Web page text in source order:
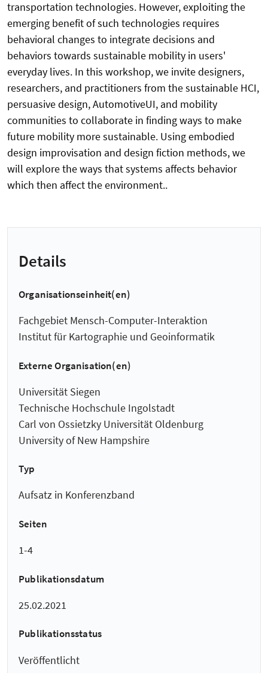
transportation technologies. However, exploiting the
emerging benefit of such technologies requires
behavioral changes to integrate decisions and
behaviors towards sustainable mobility in users'
everyday lives. In this workshop, we invite designers,
researchers, and practitioners from the sustainable HCI,
persuasive design, AutomotiveUI, and mobility
communities to collaborate in finding ways to make
future mobility more sustainable. Using embodied
design improvisation and design fiction methods, we
will explore the ways that systems affects behavior
which then affect the environment..
Details
Organisationseinheit(en)
Fachgebiet Mensch-Computer-Interaktion
Institut für Kartographie und Geoinformatik
Externe Organisation(en)
Universität Siegen
Technische Hochschule Ingolstadt
Carl von Ossietzky Universität Oldenburg
University of New Hampshire
Typ
Aufsatz in Konferenzband
Seiten
1-4
Publikationsdatum
25.02.2021
Publikationsstatus
Veröffentlicht